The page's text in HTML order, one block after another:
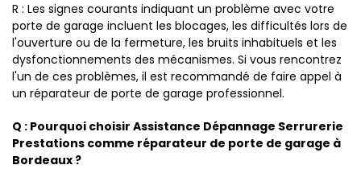
R : Les signes courants indiquant un problème avec votre
porte de garage incluent les blocages, les difficultés lors de
l'ouverture ou de la fermeture, les bruits inhabituels et les
dysfonctionnements des mécanismes. Si vous rencontrez
l'un de ces problèmes, il est recommandé de faire appel à
un réparateur de porte de garage professionnel.
Q : Pourquoi choisir Assistance Dépannage Serrurerie
Prestations comme réparateur de porte de garage à
Bordeaux ?